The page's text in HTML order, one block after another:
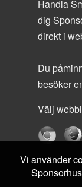
Handla
dig
direkt i
Du
besöker
Välj
Vi använder